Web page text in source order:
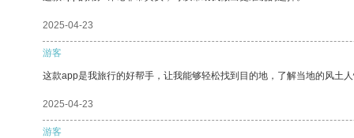
2025-04-23
游客
这款app是我旅行的好帮手，让我能够轻松找到目的地，了解当地的风土
2025-04-23
游客